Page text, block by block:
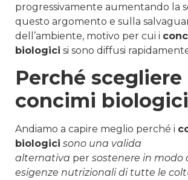
progressivamente aumentando la
questo argomento e sulla
dell’ambiente, motivo per cui i
biologici si sono diffusi
Perché scegliere
concimi biologici
Andiamo a capire meglio perché i
biologici sono una valida
alternativa per sostenere in modo
esigenze nutrizionali di tutte le